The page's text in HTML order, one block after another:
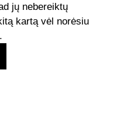
jų nebereiktų
kartą vėl norėsiu